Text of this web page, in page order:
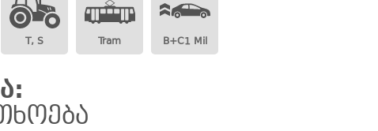
T, S Tram B+C1 Mil